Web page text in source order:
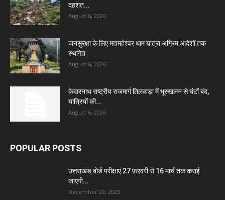
दहशत...
August 6, 2026
जनसुरक्षा के लिए मद्यमहेश्वर धाम यात्रा अग्रिम आदेशों तक
स्थगित
August 6, 2026
केदारनाथ राष्ट्रीय राजमार्ग तिलवाड़ा में भूस्खलन से घंटों बंद,
यात्रियों की...
August 6, 2026
POPULAR POSTS
उत्तराखंड बोर्ड परीक्षाएं 27 फ़रवरी से 16 मार्च तक कराई
जाएगी...
December 29, 2023